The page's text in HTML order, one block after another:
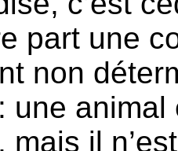
part une
non
une
mais il